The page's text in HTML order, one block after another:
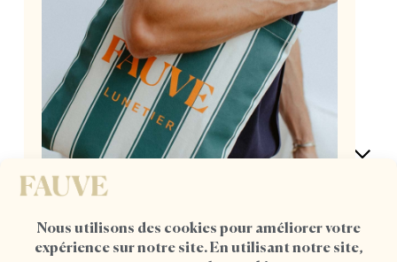
Des lunettes françaises à 155€, pensées par deux
opticiennes passionnées
AIDE
POUR LUI
UN TOTE BAG OFFERT DÈS
L'ACHAT D'UNE MONTURE